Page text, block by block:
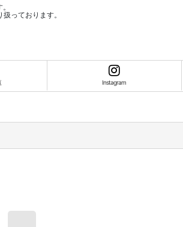
っております。
Instagram